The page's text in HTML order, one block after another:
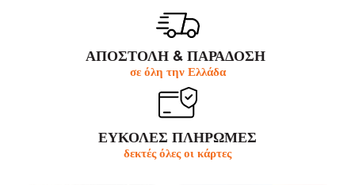
ΑΠΟΣΤΟΛΗ & ΠΑΡΆΔΟΣΗ
σε όλη την Ελλάδα
ΕΥΚΟΛΕΣ ΠΛΗΡΩΜΕΣ
δεκτές όλες οι κάρτες